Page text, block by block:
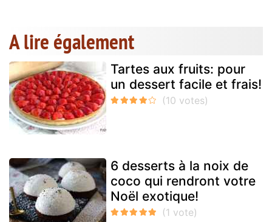
A lire également
Tartes aux fruits: pour
un dessert facile et frais!
6 desserts à la noix de
coco qui rendront votre
Noël exotique!